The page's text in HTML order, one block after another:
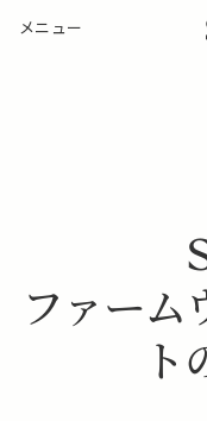
メニュー
ファーム
ト